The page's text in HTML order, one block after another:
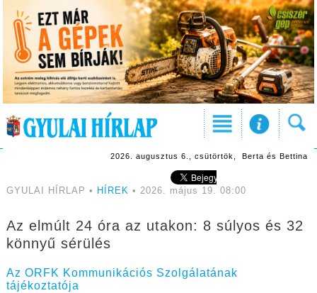
2026. augusztus 6., csütörtök, Berta és Bettina
GYULAI HÍRLAP • HÍREK • 2026. május 19. 08:00
Az elmúlt 24 óra az utakon: 8 súlyos és 32
könnyű sérülés
Az ORFK Kommunikációs Szolgálatának
tájékoztatója